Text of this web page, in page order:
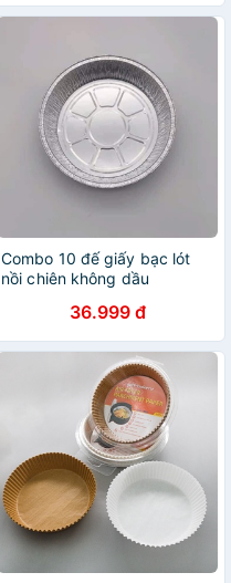
Combo 10 đế giấy bạc lót
nồi chiên không dầu
36.999 đ